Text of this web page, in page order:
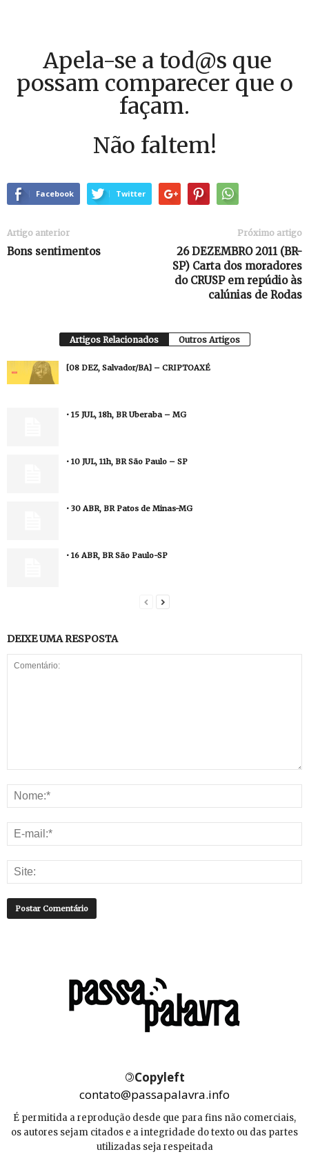
Apela-se a tod@s que
possam comparecer que o
façam.
Não faltem!
Facebook Twitter
Artigo anterior
Bons sentimentos
Próximo artigo
26 DEZEMBRO 2011 (BR-
SP) Carta dos moradores
do CRUSP em repúdio às
calúnias de Rodas
Artigos Relacionados Outros Artigos
[08 DEZ, Salvador/BA] – CRIPTOAXÉ
• 15 JUL, 18h, BR Uberaba – MG
• 10 JUL, 11h, BR São Paulo – SP
• 30 ABR, BR Patos de Minas-MG
• 16 ABR, BR São Paulo-SP
DEIXE UMA RESPOSTA
©Copyleft
contato@passapalavra.info
É permitida a reprodução desde que para fins não comerciais,
os autores sejam citados e a integridade do texto ou das partes
utilizadas seja respeitada